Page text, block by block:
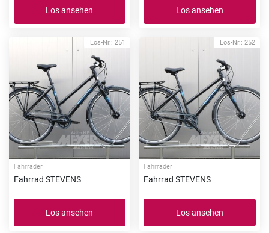
Los ansehen Los ansehen
Los-Nr.: 251
Fahrräder
Fahrrad STEVENS
Los ansehen
Los-Nr.: 252
Fahrräder
Fahrrad STEVENS
Los ansehen